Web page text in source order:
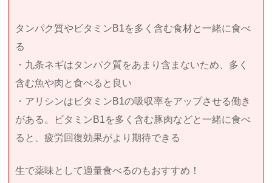
タンパク質やビタミンB1を多く含む食材と一緒に食べ
る
・九条ネギはタンパク質をあまり含まないため、多く
含む魚や肉と食べると良い
・アリシンはビタミンB1の吸収率をアップさせる働き
がある。ビタミンB1を多く含む豚肉などと一緒に食べ
ると、疲労回復効果がより期待できる
生で薬味として適量食べるのもおすすめ！